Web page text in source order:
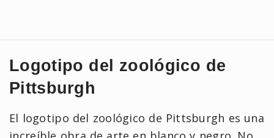
Logotipo del zoológico de
Pittsburgh
El logotipo del zoológico de Pittsburgh es una